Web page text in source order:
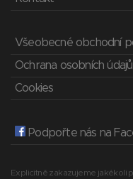
Všeobecné obchodní
Ochrana osobních údajů
Cookies
Podpořte nás na
Explicitně zakazujeme jakékoli